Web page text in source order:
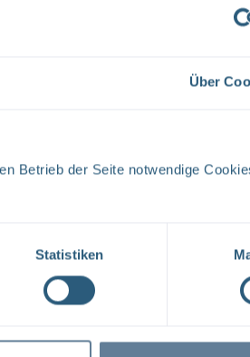
Über
Betrieb der Seite notwendige
Statistiken
F&E-Strategie der BGE
F&E-Strategie erhalten Sie
vom: 17.04.2024 | Upload am: